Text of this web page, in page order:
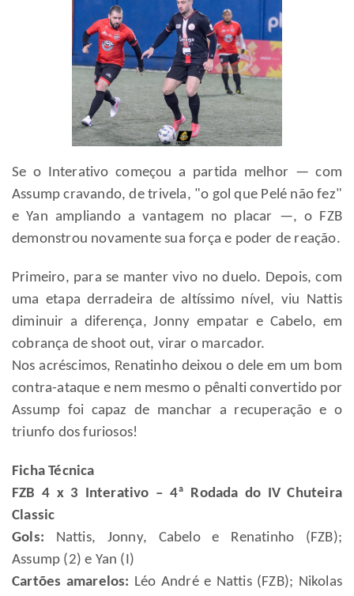
Se o Interativo começou a partida melhor — com
Assump cravando, de trivela, "o gol que Pelé não fez"
e Yan ampliando a vantagem no placar —, o FZB
demonstrou novamente sua força e poder de reação.
Primeiro, para se manter vivo no duelo. Depois, com
uma etapa derradeira de altíssimo nível, viu Nattis
diminuir a diferença, Jonny empatar e Cabelo, em
cobrança de shoot out, virar o marcador.
Nos acréscimos, Renatinho deixou o dele em um bom
contra-ataque e nem mesmo o pênalti convertido por
Assump foi capaz de manchar a recuperação e o
triunfo dos furiosos!
Ficha Técnica
FZB 4 x 3 Interativo – 4ª Rodada do IV Chuteira
Classic
Gols: Nattis, Jonny, Cabelo e Renatinho (FZB);
Assump (2) e Yan (I)
Cartões amarelos: Léo André e Nattis (FZB); Nikolas